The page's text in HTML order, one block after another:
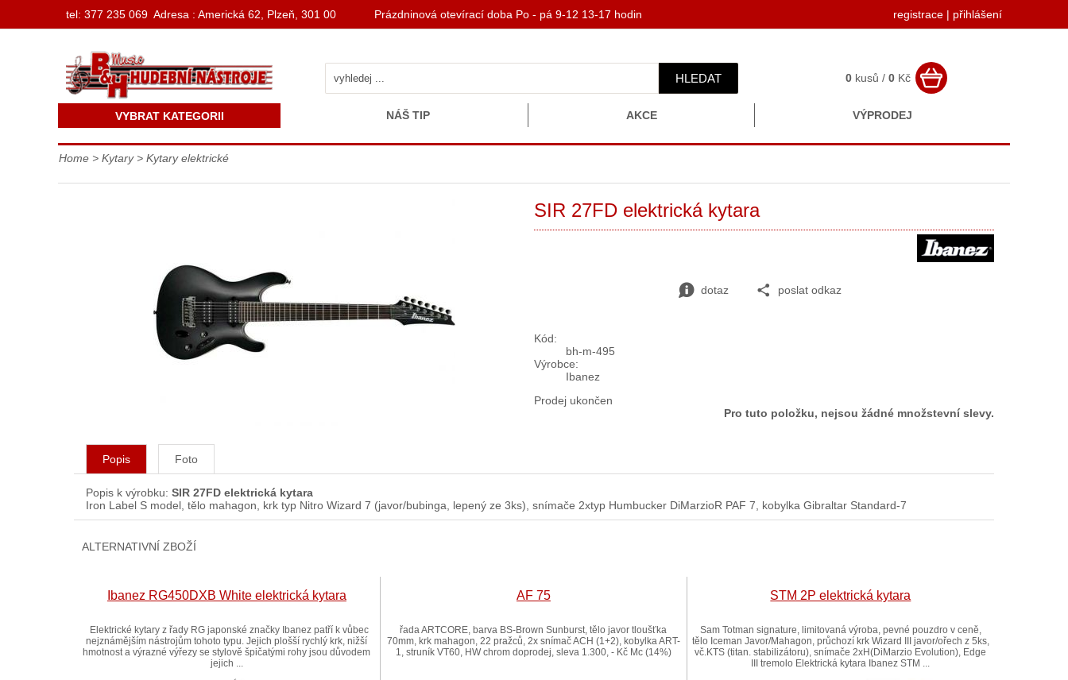
Home > Kytary> Kytary elektrické
SIR 27FD elektrická kytara
dotaz poslat odkaz
Kód:
bh-m-495
Výrobce:
Ibanez
Prodej ukončen
Pro tuto položku, nejsou žádné množstevní slevy.
Popis Foto
Popis k výrobku: SIR 27FD elektrická kytara
Iron Label S model, tělo mahagon, krk typ Nitro Wizard 7 (javor/bubinga, lepený ze 3ks), snímače 2xtyp Humbucker DiMarzioR PAF 7, kobylka Gibraltar Standard-7
ALTERNATIVNÍ ZBOŽÍ
Ibanez RG450DXB White elektrická kytara
Elektrické kytary z řady RG japonské značky Ibanez patří k vůbec
nejznámějším nástrojům tohoto typu. Jejich plošší rychlý krk, nižší
hmotnost a výrazné výřezy se stylově špičatými rohy jsou důvodem
jejich ...
AF 75
řada ARTCORE, barva BS-Brown Sunburst, tělo javor tloušťka
70mm, krk mahagon, 22 pražců, 2x snímač ACH (1+2), kobylka ART-
1, struník VT60, HW chrom doprodej, sleva 1.300, - Kč Mc (14%)
STM 2P elektrická kytara
Sam Totman signature, limitovaná výroba, pevné pouzdro v ceně,
tělo Iceman Javor/Mahagon, průchozí krk Wizard III javor/ořech z 5ks,
vč.KTS (titan. stabilizátoru), snímače 2xH(DiMarzio Evolution), Edge
III tremolo Elektrická kytara Ibanez STM ...
NÁŠ TIP AKCE VÝPRODEJ
VYBRAT KATEGORII
tel: 377 235 069 Adresa : Americká 62, Plzeň, 301 00 Prázdninová otevírací doba Po - pá 9-12 13-17 hodin registrace | přihlášení
HLEDAT 0kusů / 0Kč